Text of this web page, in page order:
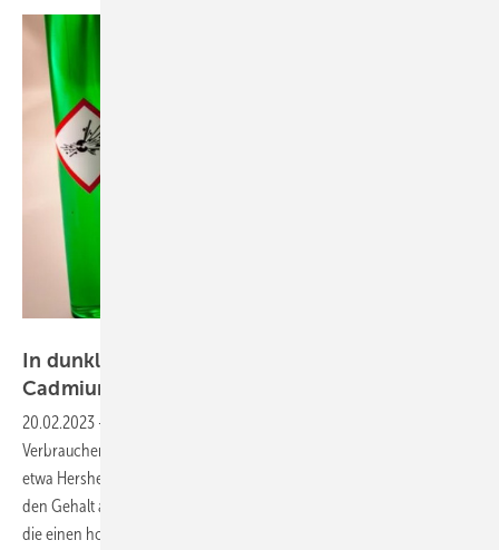
In dunkler Schokolade zu hohe Mengen von
Cadmium und
20.02.2023 -
Verbraucherorganisation der Welt, forderte Schokolade-Hersteller wie
etwa Hershey und Trader Joe´s, aber auch Lindt und viele andere auf,
den Gehalt an Cadmium und Blei in ihren dunklen Schokoladesorten,
die einen hohem Kakaoanteil aufweisen, zu